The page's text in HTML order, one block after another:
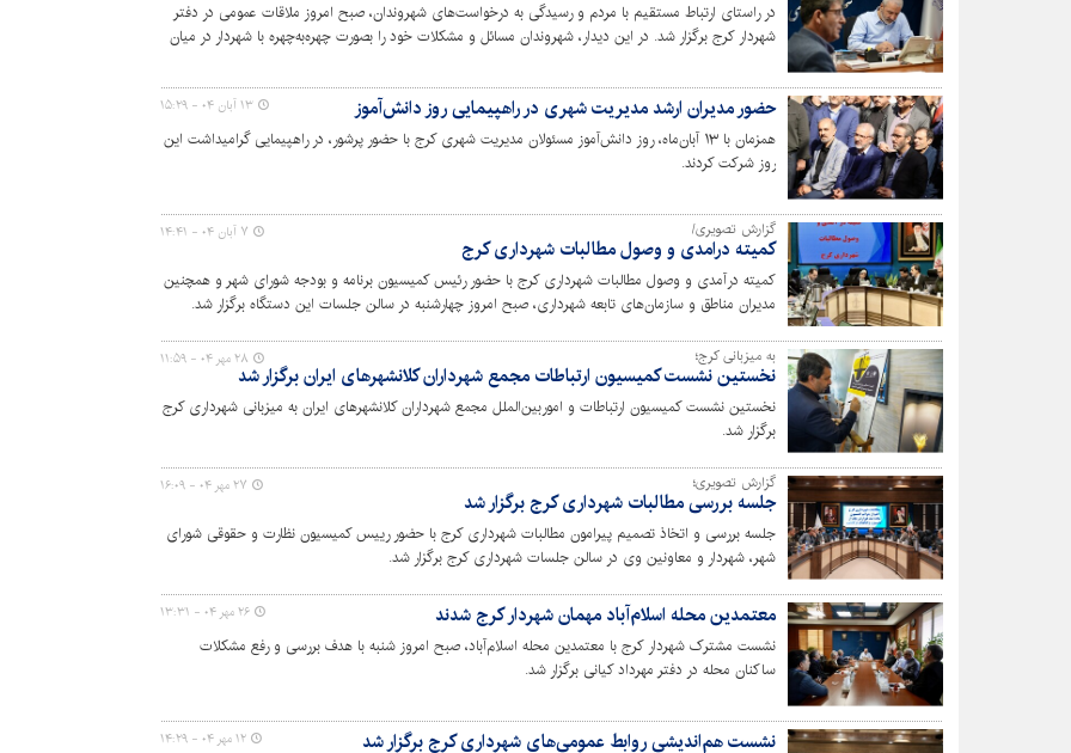
در راستای ارتباط مستقیم با مردم و رسیدگی به درخواست‌های شهروندان، صبح امروز ملاقات عمومی در دفتر
شهردار کرج برگزار شد. در این دیدار، شهروندان مسائل و مشکلات خود را بصورت چهره‌به‌چهره با شهردار در میان
حضور مدیران ارشد مدیریت شهری در راهپیمایی روز دانش‌آموز
همزمان با ۱۳ آبان‌ماه، روز دانش‌آموز مسئولان مدیریت شهری کرج با حضور پرشور، در راهپیمایی گرامیداشت این
روز شرکت کردند.
۱۳ آبان ۰۴ - ۱۵:۲۹
گزارش تصویری/
کمیته درامدی و وصول مطالبات شهرداری کرج
کمیته درآمدی و وصول مطالبات شهرداری کرج با حضور رئیس کمیسیون برنامه و بودجه شورای شهر و همچنین
مدیران مناطق و سازمان‌های تابعه شهرداری، صبح امروز چهارشنبه در سالن جلسات این دستگاه برگزار شد.
۷ آبان ۰۴ - ۱۴:۴۱
به میزبانی کرج؛
نخستین نشست کمیسیون ارتباطات مجمع شهرداران کلانشهرهای ایران برگزار شد
نخستین نشست کمیسیون ارتباطات و اموربین‌الملل مجمع شهرداران کلانشهرهای ایران به میزبانی شهرداری کرج
برگزار شد.
۲۸ مهر ۰۴ - ۱۱:۵۹
گزارش تصویری؛
جلسه بررسی مطالبات شهرداری کرج برگزار شد
جلسه بررسی و اتخاذ تصمیم پیرامون مطالبات شهرداری کرج با حضور رییس کمیسیون نظارت و حقوقی شورای
شهر، شهردار و معاونین وی در سالن جلسات شهرداری کرج برگزار شد.
۲۷ مهر ۰۴ - ۱۶:۰۹
معتمدین محله اسلام‌آباد مهمان شهردار کرج شدند
نشست مشترک شهردار کرج با معتمدین محله اسلام‌آباد، صبح امروز شنبه با هدف بررسی و رفع مشکلات
ساکنان محله در دفتر مهرداد کیانی برگزار شد.
۲۶ مهر ۰۴ - ۱۳:۳۱
نشست هم‌اندیشی روابط عمومی‌های شهرداری کرج برگزار شد ۱۲ مهر ۰۴ - ۱۴:۲۹